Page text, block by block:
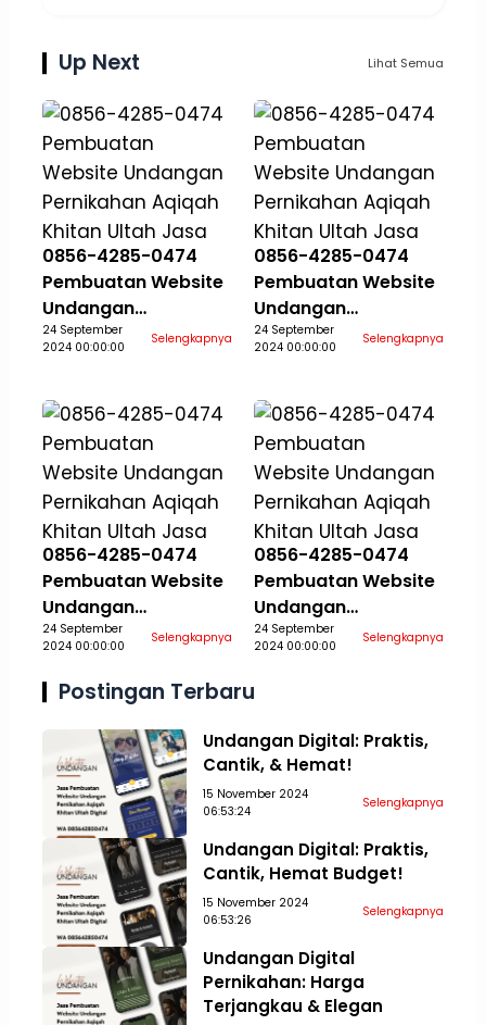
Up Next Lihat Semua
0856-4285-0474
Pembuatan Website
Undangan
Pernikahan Aqiqah
Khitan Ultah Jasa
24 September
2024 00:00:00
Selengkapnya
0856-4285-0474
Pembuatan Website
Undangan
Pernikahan Aqiqah
Khitan Ultah Jasa
24 September
2024 00:00:00
Selengkapnya
0856-4285-0474
Pembuatan Website
Undangan
Pernikahan Aqiqah
Aceh Tamiang
24 September
2024 00:00:00
Selengkapnya
0856-4285-0474
Pembuatan Website
Undangan
Pernikahan Aqiqah
Aceh Tengah
24 September
2024 00:00:00
Selengkapnya
Postingan Terbaru
Undangan Digital: Praktis,
Cantik, & Hemat!
15 November 2024
06:53:24
Selengkapnya
Undangan Digital: Praktis,
Cantik, Hemat Budget!
15 November 2024
06:53:26
Selengkapnya
Undangan Digital
Pernikahan: Harga
Terjangkau & Elegan